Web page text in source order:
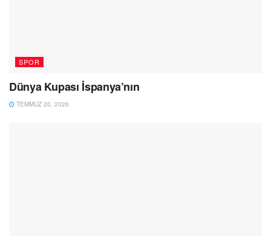
SPOR
Dünya Kupası İspanya’nın
TEMMUZ 20, 2026